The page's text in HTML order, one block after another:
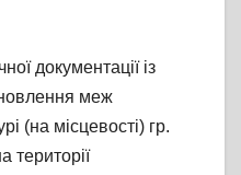
документації із
меж
(на місцевості) гр.
території